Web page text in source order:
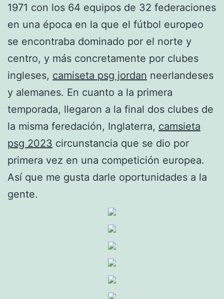
1971 con los 64 equipos de 32 federaciones
en una época en la que el fútbol europeo
se encontraba dominado por el norte y
centro, y más concretamente por clubes
ingleses, camiseta psg jordan neerlandeses
y alemanes. En cuanto a la primera
temporada, llegaron a la final dos clubes de
la misma feredación, Inglaterra, camsieta
psg 2023 circunstancia que se dio por
primera vez en una competición europea.
Así que me gusta darle oportunidades a la
gente.